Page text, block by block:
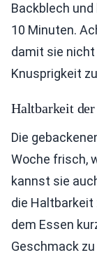
Backblech
10 Minuten.
damit sie nicht
Knusprigkeit
Haltbarkeit der
Die
Woche frisch,
kannst sie
die Haltbarkeit
dem Essen
Geschmack